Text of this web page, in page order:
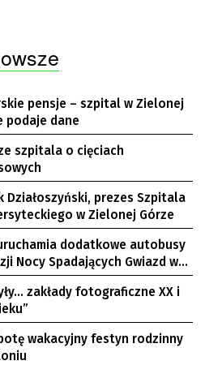
pensje – szpital w Zielonej
podaje dane
szpitala o cięciach
Działoszyński, prezes Szpitala
w Zielonej Górze
dodatkowe autobusy
Nocy Spadających Gwiazd w
fotograficzne XX i
wakacyjny festyn rodzinny